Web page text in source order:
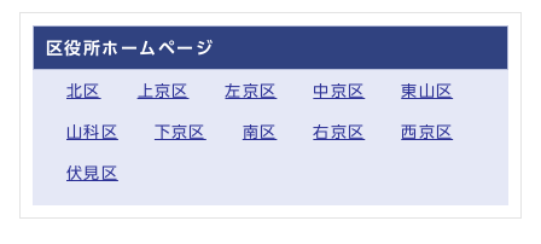
区役所ホームページ
北区 上京区 左京区 中京区 東山区
山科区 下京区 南区 右京区 西京区
伏見区